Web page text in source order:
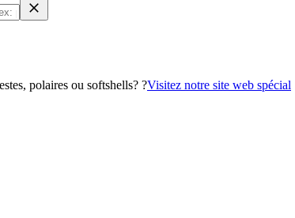
polaires ou softshells? ?Visitez notre site web spécial